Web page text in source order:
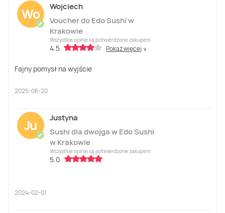
Wo
✔
Wojciech
Voucher do Edo Sushi w
Krakowie
Wszystkie opinie są potwierdzone zakupem
4.5 Pokaż więcej ∨
Fajny pomysł na wyjście
2025-06-20
Ju
✔
Justyna
Sushi dla dwojga w Edo Sushi
w Krakowie
Wszystkie opinie są potwierdzone zakupem
5.0
2024-02-01